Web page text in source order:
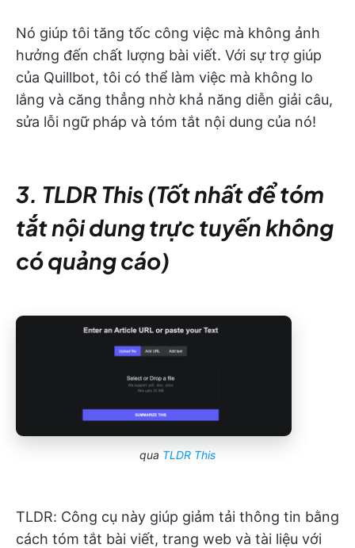
Nó giúp tôi tăng tốc công việc mà không ảnh
hưởng đến chất lượng bài viết. Với sự trợ giúp
của Quillbot, tôi có thể làm việc mà không lo
lắng và căng thẳng nhờ khả năng diễn giải câu,
sửa lỗi ngữ pháp và tóm tắt nội dung của nó!
3. TLDR This (Tốt nhất để tóm
tắt nội dung trực tuyến không
có quảng cáo)
qua TLDR This
TLDR: Công cụ này giúp giảm tải thông tin bằng
cách tóm tắt bài viết, trang web và tài liệu với